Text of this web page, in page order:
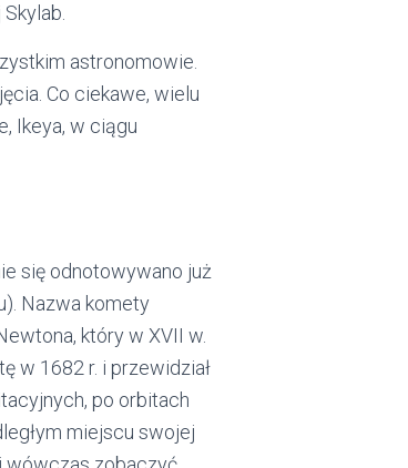
astronomowie.
Co ciekawe, wielu
Ikeya, w ciągu
się odnotowywano już
Nazwa komety
który w XVII w.
w 1682 r. i przewidział
po orbitach
miejscu swojej